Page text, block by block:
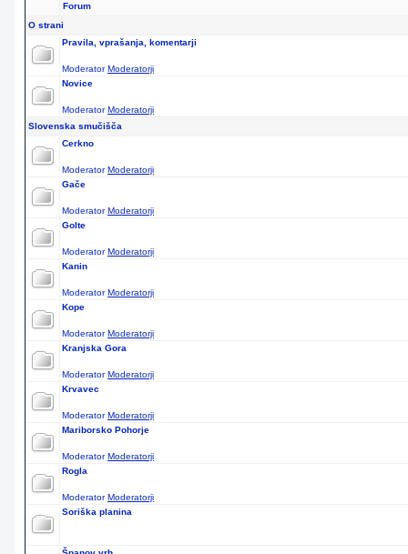
Forum
O strani
Pravila, vprašanja, komentarji
ModeratorModeratorji
Novice
ModeratorModeratorji
Slovenska smučišča
Cerkno
ModeratorModeratorji
Gače
ModeratorModeratorji
Golte
ModeratorModeratorji
Kanin
ModeratorModeratorji
Kope
ModeratorModeratorji
Kranjska Gora
ModeratorModeratorji
Krvavec
ModeratorModeratorji
Mariborsko Pohorje
ModeratorModeratorji
Rogla
ModeratorModeratorji
Soriška planina